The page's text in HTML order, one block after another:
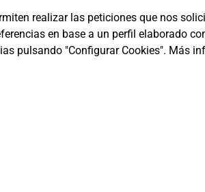
realizar las peticiones que nos
en base a un perfil elaborado
pulsando "Configurar Cookies". Más